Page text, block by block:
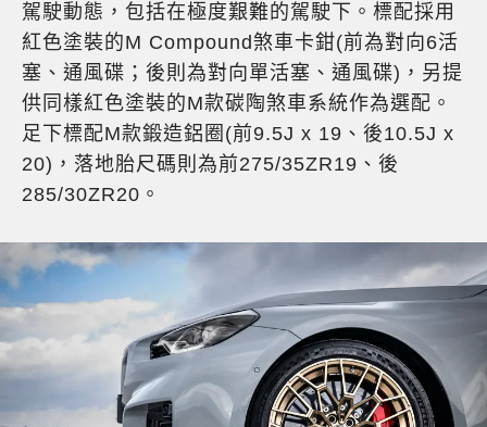
駕駛動態，包括在極度艱難的駕駛下。標配採用
紅色塗裝的M Compound煞車卡鉗(前為對向6活
塞、通風碟；後則為對向單活塞、通風碟)，另提
供同樣紅色塗裝的M款碳陶煞車系統作為選配。
足下標配M款鍛造鋁圈(前9.5J x 19、後10.5J x
20)，落地胎尺碼則為前275/35ZR19、後
285/30ZR20。